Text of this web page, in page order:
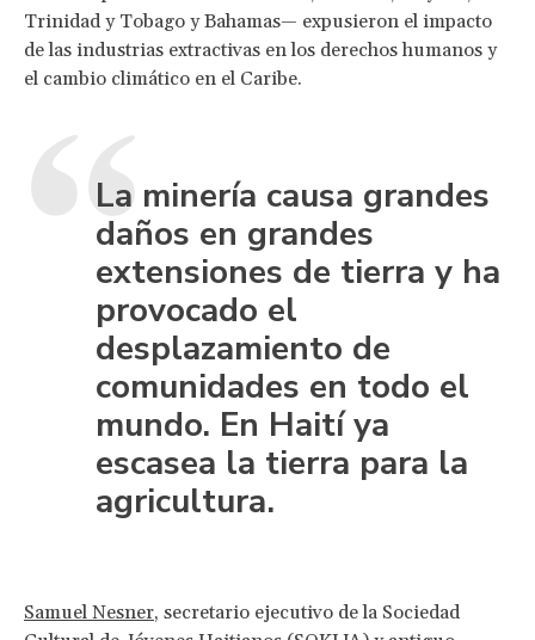
Trinidad y Tobago y Bahamas— expusieron el impacto
de las industrias extractivas en los derechos humanos y
el cambio climático en el Caribe.
La minería causa grandes
daños en grandes
extensiones de tierra y ha
provocado el
desplazamiento de
comunidades en todo el
mundo. En Haití ya
escasea la tierra para la
agricultura.
Samuel Nesner, secretario ejecutivo de la Sociedad